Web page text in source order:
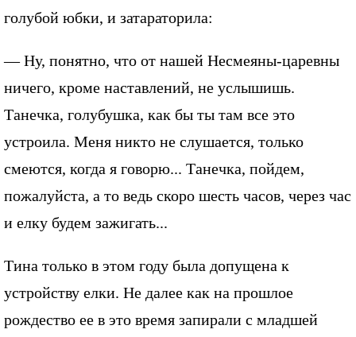
голубой юбки, и затараторила:
— Ну, понятно, что от нашей Несмеяны-царевны
ничего, кроме наставлений, не услышишь.
Танечка, голубушка, как бы ты там все это
устроила. Меня никто не слушается, только
смеются, когда я говорю... Танечка, пойдем,
пожалуйста, а то ведь скоро шесть часов, через час
и елку будем зажигать...
Тина только в этом году была допущена к
устройству елки. Не далее как на прошлое
рождество ее в это время запирали с младшей